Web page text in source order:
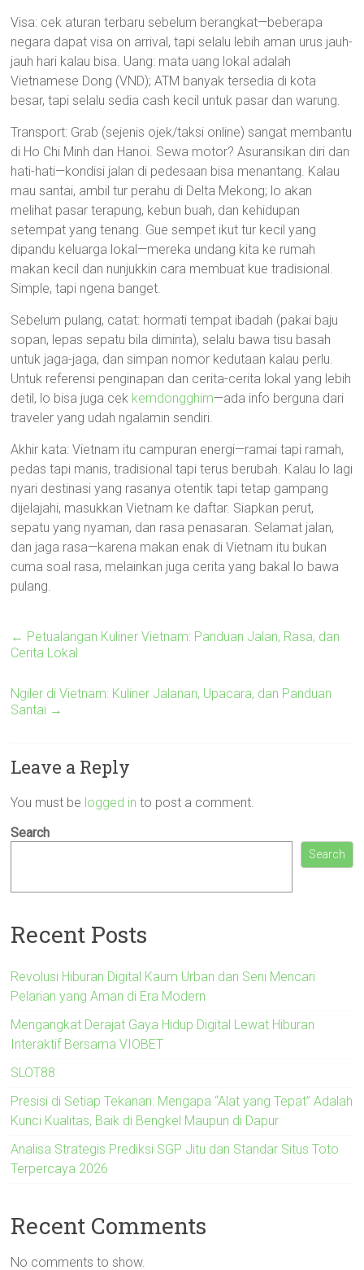
Visa: cek aturan terbaru sebelum berangkat—beberapa
negara dapat visa on arrival, tapi selalu lebih aman urus jauh-
jauh hari kalau bisa. Uang: mata uang lokal adalah
Vietnamese Dong (VND); ATM banyak tersedia di kota
besar, tapi selalu sedia cash kecil untuk pasar dan warung.
Transport: Grab (sejenis ojek/taksi online) sangat membantu
di Ho Chi Minh dan Hanoi. Sewa motor? Asuransikan diri dan
hati-hati—kondisi jalan di pedesaan bisa menantang. Kalau
mau santai, ambil tur perahu di Delta Mekong; lo akan
melihat pasar terapung, kebun buah, dan kehidupan
setempat yang tenang. Gue sempet ikut tur kecil yang
dipandu keluarga lokal—mereka undang kita ke rumah
makan kecil dan nunjukkin cara membuat kue tradisional.
Simple, tapi ngena banget.
Sebelum pulang, catat: hormati tempat ibadah (pakai baju
sopan, lepas sepatu bila diminta), selalu bawa tisu basah
untuk jaga-jaga, dan simpan nomor kedutaan kalau perlu.
Untuk referensi penginapan dan cerita-cerita lokal yang lebih
detil, lo bisa juga cek kemdongghim—ada info berguna dari
traveler yang udah ngalamin sendiri.
Akhir kata: Vietnam itu campuran energi—ramai tapi ramah,
pedas tapi manis, tradisional tapi terus berubah. Kalau lo lagi
nyari destinasi yang rasanya otentik tapi tetap gampang
dijelajahi, masukkan Vietnam ke daftar. Siapkan perut,
sepatu yang nyaman, dan rasa penasaran. Selamat jalan,
dan jaga rasa—karena makan enak di Vietnam itu bukan
cuma soal rasa, melainkan juga cerita yang bakal lo bawa
pulang.
← Petualangan Kuliner Vietnam: Panduan Jalan, Rasa, dan
Cerita Lokal
Ngiler di Vietnam: Kuliner Jalanan, Upacara, dan Panduan
Santai →
Leave a Reply
You must be logged in to post a comment.
Search
Search
Recent Posts
Revolusi Hiburan Digital Kaum Urban dan Seni Mencari
Pelarian yang Aman di Era Modern
Mengangkat Derajat Gaya Hidup Digital Lewat Hiburan
Interaktif Bersama VIOBET
SLOT88
Presisi di Setiap Tekanan: Mengapa “Alat yang Tepat” Adalah
Kunci Kualitas, Baik di Bengkel Maupun di Dapur
Analisa Strategis Prediksi SGP Jitu dan Standar Situs Toto
Terpercaya 2026
Recent Comments
No comments to show.